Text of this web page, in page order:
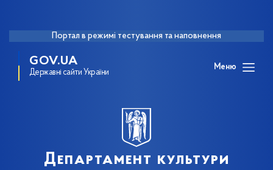
Портал в режимі тестування та наповнення
GOV.UA
Державні сайти України
Меню
Департамент культури